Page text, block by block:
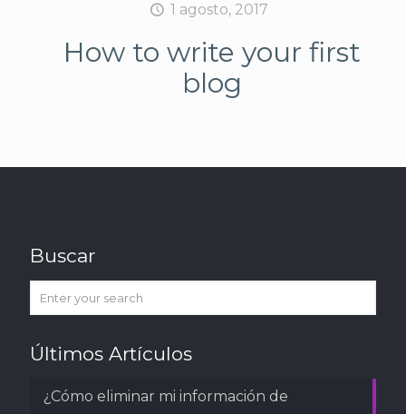
1 agosto, 2017
How to write your first
blog
Buscar
Últimos Artículos
¿Cómo eliminar mi información de